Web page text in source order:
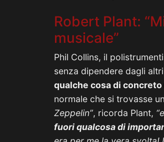
Robert Plant:
musicale”
Phil Collins, il
senza dipendere dagli
qualche cosa di
normale che si trovasse
Zeppelin”, ricorda Plant,
fuori qualcosa di